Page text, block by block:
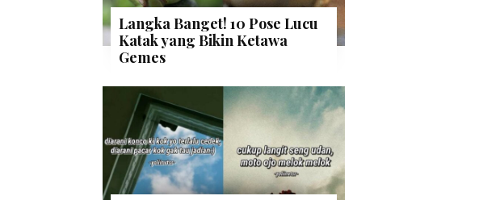
Langka Banget! 10 Pose Lucu
Katak yang Bikin Ketawa
Gemes